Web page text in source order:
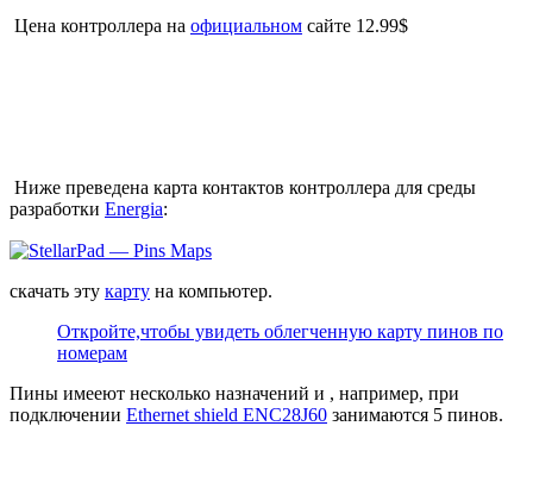
Цена контроллера на официальном сайте 12.99$
Ниже преведена карта контактов контроллера для среды
разработки Energia:
скачать эту карту на компьютер.
Откройте,чтобы увидеть облегченную карту пинов по
номерам
Пины имееют несколько назначений и , например, при
подключении Ethernet shield ENC28J60 занимаются 5 пинов.